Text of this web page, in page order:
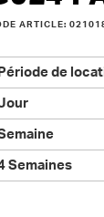
ARTICLE:
Période de
Semaines